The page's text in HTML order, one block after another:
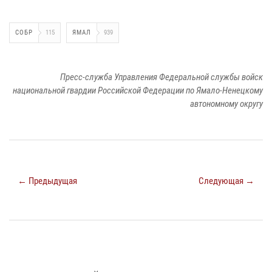
СОБР 115 ЯМАЛ 939
Пресс-служба Управления Федеральной службы войск
национальной гвардии Российской Федерации по Ямало-Ненецкому
автономному округу
← Предыдущая Следующая →